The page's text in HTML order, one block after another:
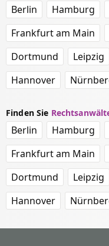
Berlin Hamburg
Frankfurt am Main
Dortmund
Leipzig
Hannover
Finden Sie
Berlin Hamburg
Frankfurt am Main
Dortmund
Leipzig
Hannover